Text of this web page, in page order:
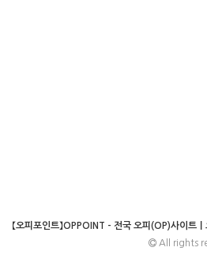
【오피포인트】OPPOINT - 전국 오피(OP)사이트
All rights